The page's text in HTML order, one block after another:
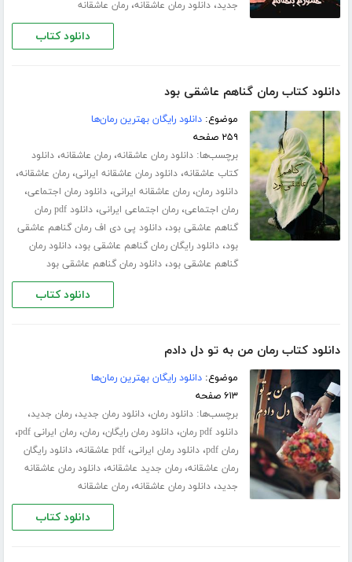
جدید،دانلود رمان عاشقانه،رمان عاشقانه
دانلود کتاب
دانلود کتاب رمان گناهم عاشقی بود
موضوع:دانلود رایگان بهترین رمان‌ها
۲۵۹ صفحه
برچسب‌ها:دانلود رمان عاشقانه،رمان عاشقانه،دانلود
کتاب عاشقانه،دانلود رمان عاشقانه ایرانی،رمان عاشقانه،
دانلود رمان،رمان عاشقانه ایرانی،دانلود رمان اجتماعی،
رمان اجتماعی،رمان اجتماعی ایرانی،
دانلود pdf رمان
گناهم عاشقی بود،دانلود پی دی اف رمان گناهم عاشقی
بود،دانلود رایگان رمان گناهم عاشقی بود،دانلود رمان
گناهم عاشقی بود،دانلود رمان گناهم عاشقی بود
دانلود کتاب
دانلود کتاب رمان من به تو دل دادم
موضوع:دانلود رایگان بهترین رمان‌ها
۶۱۳ صفحه
برچسب‌ها:دانلود رمان،دانلود رمان جدید،رمان جدید،
دانلود pdf رمان ،دانلود رمان رایگان،رمان،رمان ایرانی pdf ،
رمان pdf ،دانلود رمان ایرانی،pdf عاشقانه ،دانلود رایگان
رمان عاشقانه،رمان جدید عاشقانه،دانلود رمان عاشقانه
جدید،دانلود رمان عاشقانه،رمان عاشقانه
دانلود کتاب